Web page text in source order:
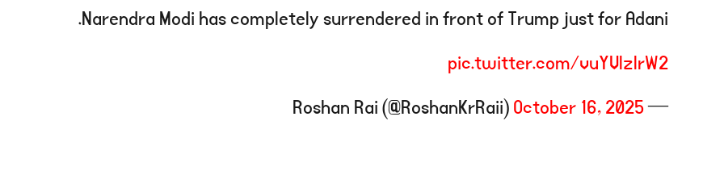
Narendra Modi has completely surrendered in front of Trump just for Adani.
pic.twitter.com/vuYVlzlrW2
— Roshan Rai (@RoshanKrRaii)
October 16, 2025